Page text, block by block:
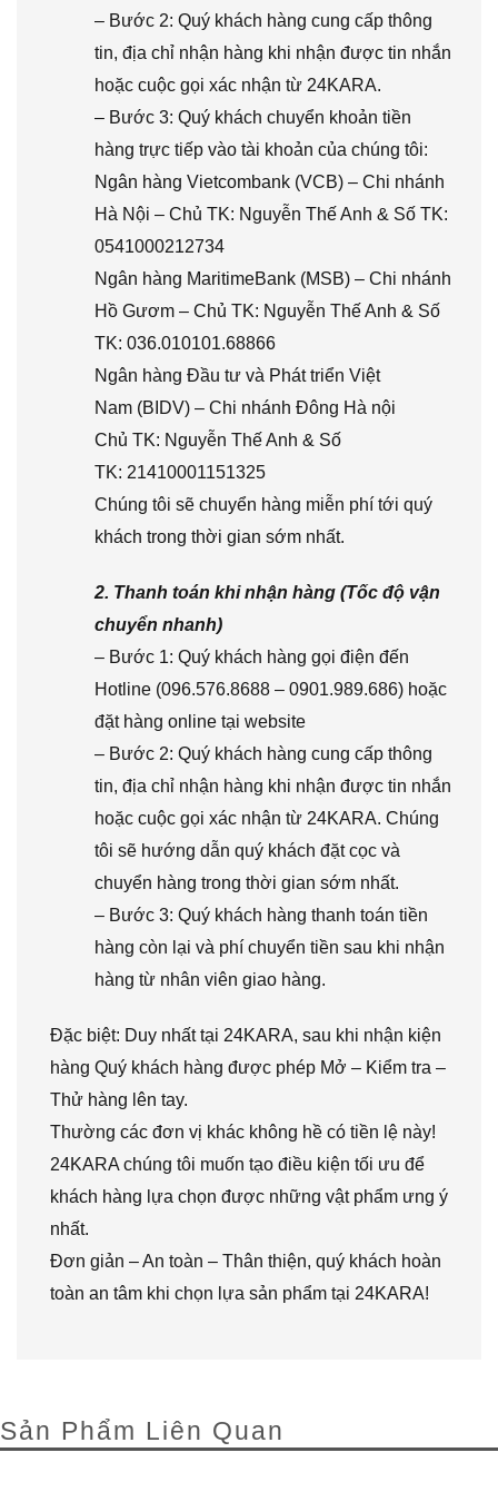
– Bước 2: Quý khách hàng cung cấp thông
tin, địa chỉ nhận hàng khi nhận được tin nhắn
hoặc cuộc gọi xác nhận từ 24KARA.
– Bước 3: Quý khách chuyển khoản tiền
hàng trực tiếp vào tài khoản của chúng tôi:
Ngân hàng Vietcombank (VCB) – Chi nhánh
Hà Nội – Chủ TK: Nguyễn Thế Anh & Số TK:
0541000212734
Ngân hàng MaritimeBank (MSB) – Chi nhánh
Hồ Gươm – Chủ TK: Nguyễn Thế Anh & Số
TK: 036.010101.68866
Ngân hàng Đầu tư và Phát triển Việt
Nam (BIDV) – Chi nhánh Đông Hà nội
Chủ TK: Nguyễn Thế Anh & Số
TK: 21410001151325
Chúng tôi sẽ chuyển hàng miễn phí tới quý
khách trong thời gian sớm nhất.
2. Thanh toán khi nhận hàng (Tốc độ vận
chuyển nhanh)
– Bước 1: Quý khách hàng gọi điện đến
Hotline (096.576.8688 – 0901.989.686) hoặc
đặt hàng online tại website
– Bước 2: Quý khách hàng cung cấp thông
tin, địa chỉ nhận hàng khi nhận được tin nhắn
hoặc cuộc gọi xác nhận từ 24KARA. Chúng
tôi sẽ hướng dẫn quý khách đặt cọc và
chuyển hàng trong thời gian sớm nhất.
– Bước 3: Quý khách hàng thanh toán tiền
hàng còn lại và phí chuyển tiền sau khi nhận
hàng từ nhân viên giao hàng.
Đặc biệt: Duy nhất tại 24KARA, sau khi nhận kiện
hàng Quý khách hàng được phép Mở – Kiểm tra –
Thử hàng lên tay.
Thường các đơn vị khác không hề có tiền lệ này!
24KARA chúng tôi muốn tạo điều kiện tối ưu để
khách hàng lựa chọn được những vật phẩm ưng ý
nhất.
Đơn giản – An toàn – Thân thiện, quý khách hoàn
toàn an tâm khi chọn lựa sản phẩm tại 24KARA!
Sản Phẩm Liên Quan